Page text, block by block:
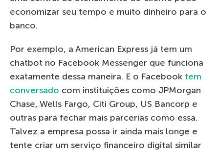
economizar seu tempo e muito dinheiro para o
banco.
Por exemplo, a American Express já tem um
chatbot no Facebook Messenger que funciona
exatamente dessa maneira. E o Facebook tem
conversado com instituições como JPMorgan
Chase, Wells Fargo, Citi Group, US Bancorp e
outras para fechar mais parcerias como essa.
Talvez a empresa possa ir ainda mais longe e
tente criar um serviço financeiro digital similar